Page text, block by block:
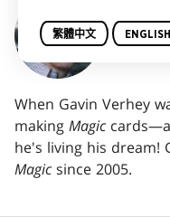
When Gavin Verhey
making Magic
he's living his dream!
Magic since 2005.
繁體中文 ENGLISH